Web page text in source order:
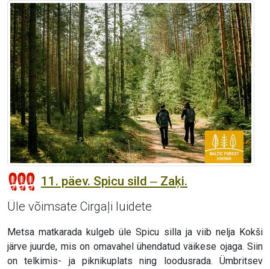
11. päev. Spicu sild ‒ Zaķi.
Üle võimsate Cirgaļi luidete
Metsa matkarada kulgeb üle Spicu silla ja viib nelja Kokši
järve juurde, mis on omavahel ühendatud väikese ojaga. Siin
on telkimis- ja piknikuplats ning loodusrada. Ümbritsev